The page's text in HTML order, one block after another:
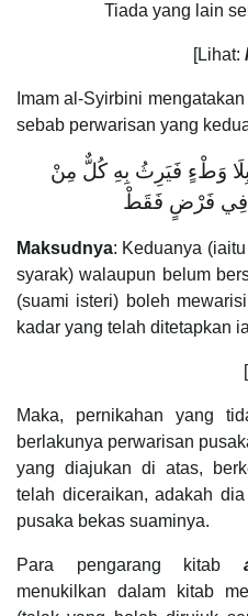
Tiada yang lain
[Lihat:
Imam al-Syirbini
sebab perwarisan yang
بِلَا وَطْءٍ فَيَرِثُ بِهِ كُلٌّ مِنْ
فِي فَرْضٍ فَقَطْ
Maksudnya: Keduanya
syarak) walaupun belum
(suami isteri) boleh
kadar yang telah ditetapkan
Maka, pernikahan yang
berlakunya perwarisan
yang diajukan di atas,
telah diceraikan, adakah
pusaka bekas suaminya.
Para pengarang kitab
menukilkan dalam kitab